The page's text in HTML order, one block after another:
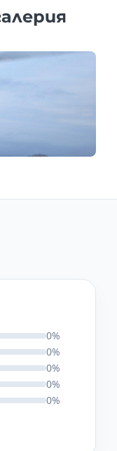
0%
0%
0%
0%
0%